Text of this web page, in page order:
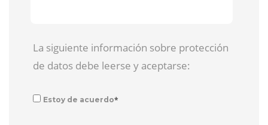
La siguiente información sobre protección
de datos debe leerse y aceptarse:
Estoy de acuerdo*